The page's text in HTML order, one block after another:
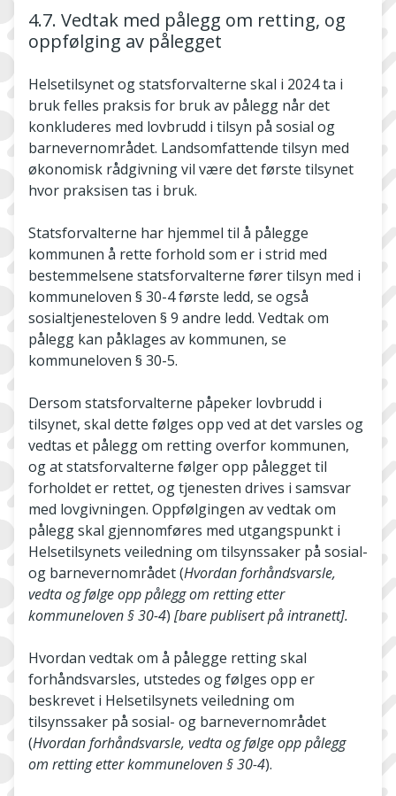
4.7. Vedtak med pålegg om retting, og
oppfølging av pålegget
Helsetilsynet og statsforvalterne skal i 2024 ta i
bruk felles praksis for bruk av pålegg når det
konkluderes med lovbrudd i tilsyn på sosial og
barnevernområdet. Landsomfattende tilsyn med
økonomisk rådgivning vil være det første tilsynet
hvor praksisen tas i bruk.
Statsforvalterne har hjemmel til å pålegge
kommunen å rette forhold som er i strid med
bestemmelsene statsforvalterne fører tilsyn med i
kommuneloven § 30-4 første ledd, se også
sosialtjenesteloven § 9 andre ledd. Vedtak om
pålegg kan påklages av kommunen, se
kommuneloven § 30-5.
Dersom statsforvalterne påpeker lovbrudd i
tilsynet, skal dette følges opp ved at det varsles og
vedtas et pålegg om retting overfor kommunen,
og at statsforvalterne følger opp pålegget til
forholdet er rettet, og tjenesten drives i samsvar
med lovgivningen. Oppfølgingen av vedtak om
pålegg skal gjennomføres med utgangspunkt i
Helsetilsynets veiledning om tilsynssaker på sosial-
og barnevernområdet (Hvordan forhåndsvarsle,
vedta og følge opp pålegg om retting etter
kommuneloven § 30-4) [bare publisert på intranett].
Hvordan vedtak om å pålegge retting skal
forhåndsvarsles, utstedes og følges opp er
beskrevet i Helsetilsynets veiledning om
tilsynssaker på sosial- og barnevernområdet
(Hvordan forhåndsvarsle, vedta og følge opp pålegg
om retting etter kommuneloven § 30-4).